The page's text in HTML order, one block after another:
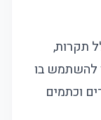
תקרות,
להשתמש בו
וכתמים